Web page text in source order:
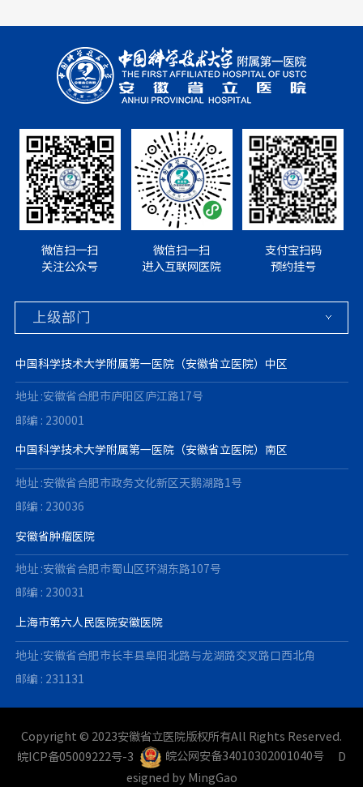
微信扫一扫
关注公众号
微信扫一扫
进入互联网医院
支付宝扫码
预约挂号
中国科学技术大学附属第一医院（安徽省立医院）中区
地址 :安徽省合肥市庐阳区庐江路17号
邮编 : 230001
中国科学技术大学附属第一医院（安徽省立医院）南区
地址 :安徽省合肥市政务文化新区天鹅湖路1号
邮编 : 230036
安徽省肿瘤医院
地址 :安徽省合肥市蜀山区环湖东路107号
邮编 : 230031
上海市第六人民医院安徽医院
地址 :安徽省合肥市长丰县阜阳北路与龙湖路交叉路口西北角
邮编 : 231131
Copyright © 2023安徽省立医院版权所有All Rights Reserved.
皖ICP备05009222号-3
皖公网安备34010302001040号
D
esigned by MingGao